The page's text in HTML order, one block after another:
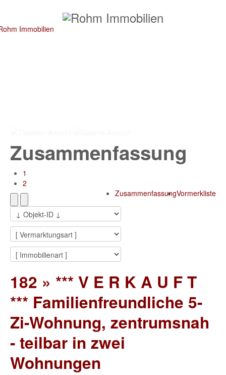
Zusammenfassung
1
2
Vormerkliste
Zusammenfassung
182 » *** V E R K A U F T
*** Familienfreundliche 5-
Zi-Wohnung, zentrumsnah
- teilbar in zwei
Wohnungen